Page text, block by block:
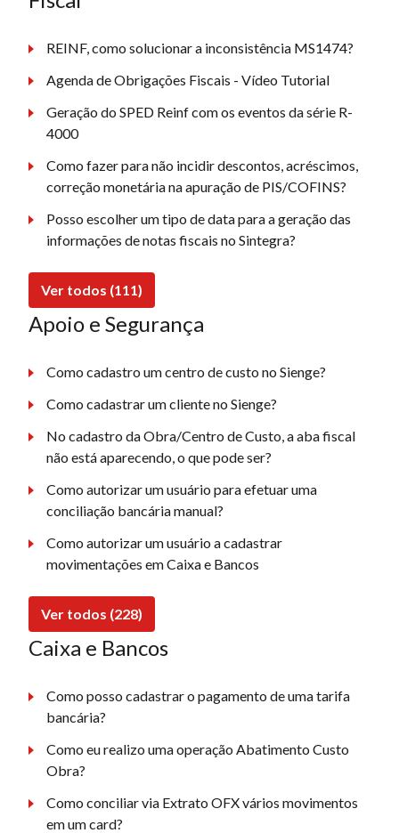
REINF, como solucionar a inconsistência MS1474?
Agenda de Obrigações Fiscais - Vídeo Tutorial
Geração do SPED Reinf com os eventos da série R-
4000
Como fazer para não incidir descontos, acréscimos,
correção monetária na apuração de PIS/COFINS?
Posso escolher um tipo de data para a geração das
informações de notas fiscais no Sintegra?
Ver todos (111)
Apoio e Segurança
Como cadastro um centro de custo no Sienge?
Como cadastrar um cliente no Sienge?
No cadastro da Obra/Centro de Custo, a aba fiscal
não está aparecendo, o que pode ser?
Como autorizar um usuário para efetuar uma
conciliação bancária manual?
Como autorizar um usuário a cadastrar
movimentações em Caixa e Bancos
Ver todos (228)
Caixa e Bancos
Como posso cadastrar o pagamento de uma tarifa
bancária?
Como eu realizo uma operação Abatimento Custo
Obra?
Como conciliar via Extrato OFX vários movimentos
em um card?